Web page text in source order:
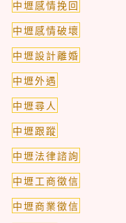
中壢感情挽回
中壢感情破壞
中壢設計離婚
中壢外遇
中壢尋人
中壢跟蹤
中壢法律諮詢
中壢工商徵信
中壢商業徵信